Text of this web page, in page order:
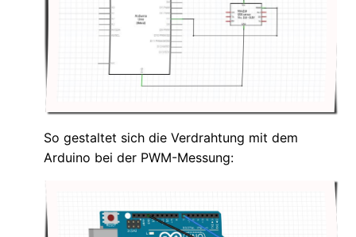
So gestaltet sich die Verdrahtung mit dem
Arduino bei der PWM-Messung: